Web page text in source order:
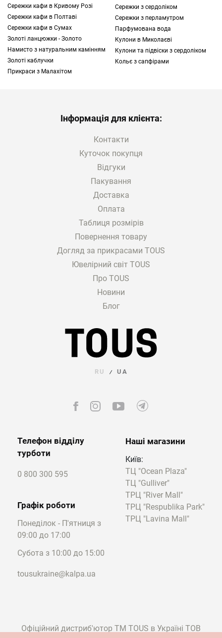
Сережки кафи в Кривому Розі
Сережки кафи в Полтаві
Сережки кафи в Сумах
Золотi ланцюжки - Золото
Намисто з натуральним камінням
Золоті каблучки
Прикраси з Малахітом
Сережки з сердоліком
Сережки з перламутром
Парфумована вода
Кулони в Миколаєві
Кулони та підвіски з сердоліком
Кольє з сапфірами
Інформація для клієнта:
Контакти
Куточок покупця
Відгуки
Пакування
Доставка
Оплата
Таблиця розмірів
Повернення товару
Догляд за прикрасами TOUS
Ювелірний світ TOUS
Про TOUS
Новини
Блог
RU / UA
Телефон відділу
турботи
0 800 300 595
Графік роботи
Понеділок - П'ятниця з
09:00 до 17:00
Субота з 10:00 до 15:00
tousukraine@kalpa.ua
Наші магазини
Київ:
ТЦ "Ocean Plaza"
ТЦ "Gulliver"
ТРЦ "River Mall"
ТРЦ "Respublika Park"
ТРЦ "Lavina Mall"
Офіційний дистриб'ютор ТМ TOUS в Україні ТОВ